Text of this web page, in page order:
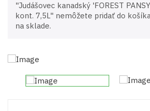
"Judášovec kanadský 'FOREST
kont. 7,5L" nemôžete pridať do
na sklade.